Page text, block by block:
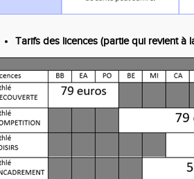
Tarifs des licences (partie qui revient à